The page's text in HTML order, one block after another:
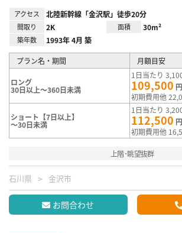
アクセス 北陸新幹線「金沢駅」徒歩20分
間取り 2K 面積 30m²
築年数 1993年 4月 築
プラン名・期間 月額目安
ロング
30日以上～360日未満
1日当たり
109,500
初期費用他
ショート【7日以上】
～30日未満
1日当たり
112,500
初期費用他
上階･眺望抜群
石川県 金沢市
お問合わせ